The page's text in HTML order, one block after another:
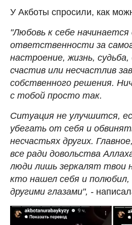
У Акботы спросили, как
"Любовь к себе начинается
ответственности за
настроение, жизнь,
счастив или несчастлив
собственного решения.
с тобой просто так.
Ситуация не улучшится,
убегать от себя и
несчастьях других.
все ради довольства
люди лишь зеркалят твои
кто нашел себя и
другими глазами", -